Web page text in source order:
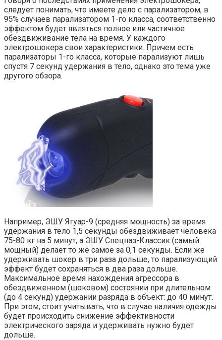
следует понимать, что имеете дело с парализатором, в
95% случаев парализатором 1-го класса, соответственно
эффектом будет являться полное или частичное
обездвиживание тела на время. У каждого
электрошокера свои характеристики. Причем есть
парализаторы 1-го класса, которые парализуют лишь
спустя 7 секунд удержания в тело, однако это тема уже
другого обзора.
Например, ЭШУ Ягуар-9 (средняя мощность) за время
удержания в тело 1,5 секунды обездвиживает человека
75-80 кг на 5 минут, а ЭШУ Спецназ-Классик (самый
мощный) делает то же самое за 0,1 секунды. Если же
удерживать шокер в три раза дольше, то парализующий
эффект будет сохраняться в два раза дольше.
Максимальное время нахождения агрессора в
обездвиженном (шоковом) состоянии при длительном
(до 4 секунд) удержании разряда в объект: до 40 минут.
При этом, стоит учитывать, что в случае наличия одежды
будет происходить снижение эффективности
электрического заряда и удерживать нужно будет
дольше.